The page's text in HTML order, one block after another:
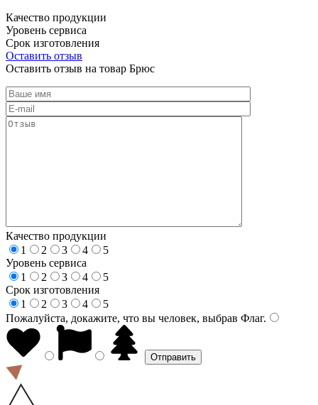
Качество продукции
Уровень сервиса
Срок изготовления
Оставить отзыв
Оставить отзыв на товар Брюс
Качество продукции
1
2 3 4
5
Уровень сервиса
1
2 3 4
5
Срок изготовления
1
2 3 4
5
Пожалуйста, докажите, что вы человек, выбрав Флаг.